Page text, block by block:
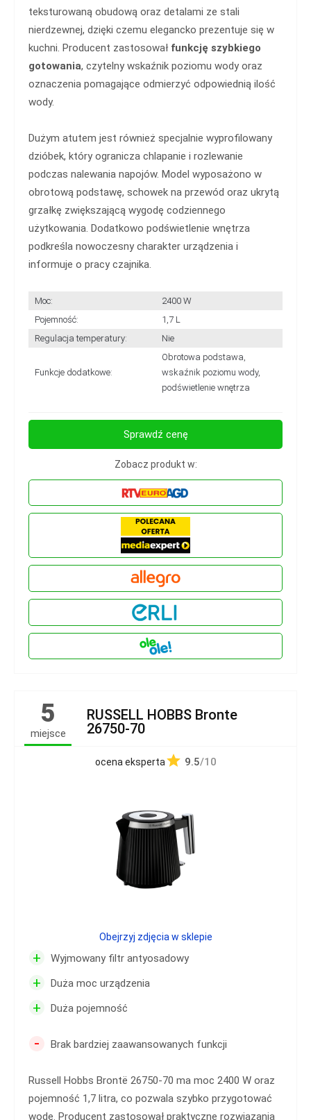
teksturowaną obudową oraz detalami ze stali
nierdzewnej, dzięki czemu elegancko prezentuje się w
kuchni. Producent zastosował funkcję szybkiego
gotowania, czytelny wskaźnik poziomu wody oraz
oznaczenia pomagające odmierzyć odpowiednią ilość
wody.
Dużym atutem jest również specjalnie wyprofilowany
dzióbek, który ogranicza chlapanie i rozlewanie
podczas nalewania napojów. Model wyposażono w
obrotową podstawę, schowek na przewód oraz ukrytą
grzałkę zwiększającą wygodę codziennego
użytkowania. Dodatkowo podświetlenie wnętrza
podkreśla nowoczesny charakter urządzenia i
informuje o pracy czajnika.
Moc:
2400 W
Pojemność:
1,7 L
Regulacja temperatury:
Nie
Funkcje dodatkowe:
Obrotowa podstawa,
wskaźnik poziomu wody,
podświetlenie wnętrza
Sprawdź cenę
Zobacz produkt w:
5
miejsce
RUSSELL HOBBS Bronte
26750-70
ocena eksperta 9.5/10
+ Wyjmowany filtr antyosadowy
+ Duża moc urządzenia
+ Duża pojemność
- Brak bardziej zaawansowanych funkcji
Russell Hobbs Brontë 26750-70 ma moc 2400 W oraz
pojemność 1,7 litra, co pozwala szybko przygotować
wodę. Producent zastosował praktyczne rozwiązania
Obejrzyj zdjęcia w sklepie